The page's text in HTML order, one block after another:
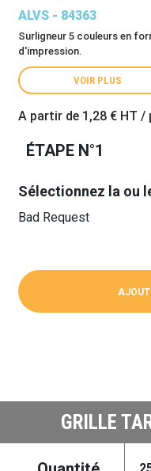
ALVS - 84363
Surligneur 5 couleurs en
d'impression.
VOIR PLUS
A partir de 1,28 € HT /
ÉTAPE N°1
Sélectionnez la ou
Bad Request
GRILLE